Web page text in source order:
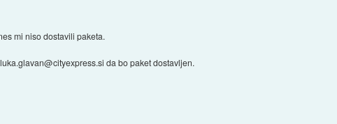
mi niso dostavili paketa.
da bo paket dostavljen.